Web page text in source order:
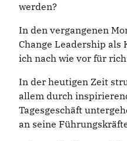
werden?
In den vergangenen
Change Leadership als
ich nach wie vor für
In der heutigen Zeit
allem durch
Tagesgeschäft
an seine